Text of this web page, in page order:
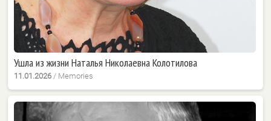
Ушла из жизни Наталья Николаевна Колотилова
11.01.2026 / Memories